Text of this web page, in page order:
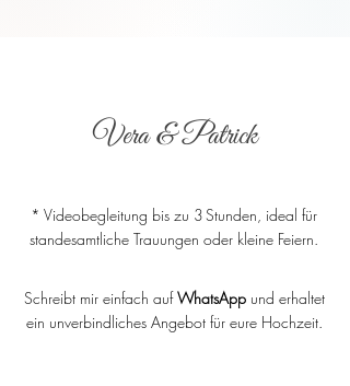
Vera & Patrick
* Videobegleitung bis zu 3 Stunden, ideal für
standesamtliche Trauungen oder kleine Feiern.
Schreibt mir einfach aufWhatsAppund erhaltet
ein unverbindliches Angebot für eure Hochzeit.